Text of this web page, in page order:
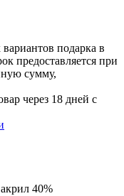
подарка в
предоставляется при
сумму,
через 18 дней с
акрил 40%